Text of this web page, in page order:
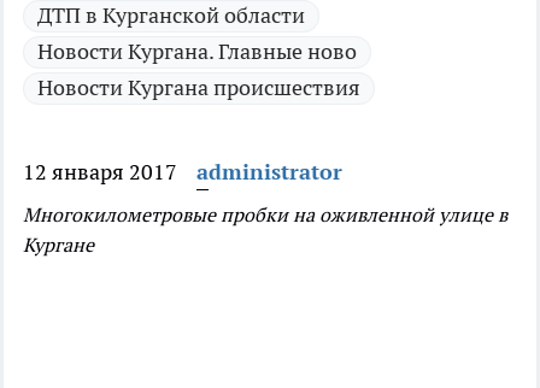
ДТП в Курганской области
Новости Кургана. Главные ново
Новости Кургана происшествия
12 января 2017 administrator
Многокилометровые пробки на оживленной улице в
Кургане